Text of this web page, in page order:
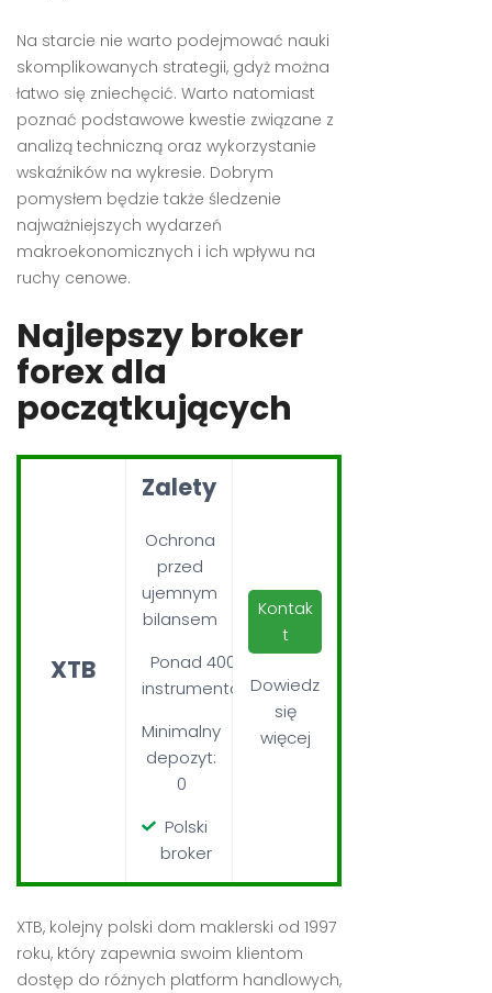
Na starcie nie warto podejmować nauki
skomplikowanych strategii, gdyż można
łatwo się zniechęcić. Warto natomiast
poznać podstawowe kwestie związane z
analizą techniczną oraz wykorzystanie
wskaźników na wykresie. Dobrym
pomysłem będzie także śledzenie
najważniejszych wydarzeń
makroekonomicznych i ich wpływu na
ruchy cenowe.
Najlepszy broker
forex dla
początkujących
XTB
Zalety
Ochrona
przed
ujemnym
bilansem
Ponad 4000
instrumentów
Minimalny
depozyt:
0
Polski
broker
Kontak
t
Dowiedz
się
więcej
XTB, kolejny polski dom maklerski od 1997
roku, który zapewnia swoim klientom
dostęp do różnych platform handlowych,